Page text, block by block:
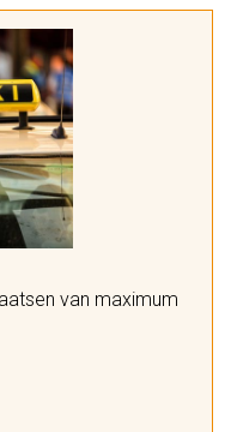
van maximum